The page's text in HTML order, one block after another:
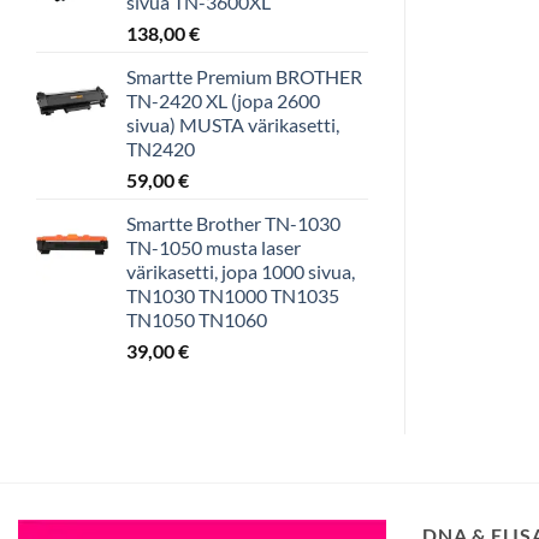
138,00€
Smartte Premium BROTHER
TN-2420 XL (jopa 2600
sivua) MUSTA värikasetti,
TN2420
59,00€
Smartte Brother TN-1030
TN-1050 musta laser
värikasetti, jopa 1000 sivua,
TN1030 TN1000 TN1035
TN1050 TN1060
39,00€
DNA &